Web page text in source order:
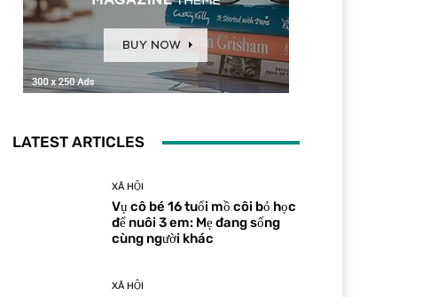
LATEST ARTICLES
XÃ HỘI
Vụ cô bé 16 tuổi mồ côi bỏ học
để nuôi 3 em: Mẹ đang sống
cùng người khác
XÃ HỘI